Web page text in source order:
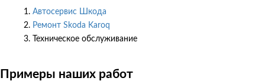
Автосервис Шкода
Ремонт Skoda Karoq
Техническое обслуживание
Примеры наших работ